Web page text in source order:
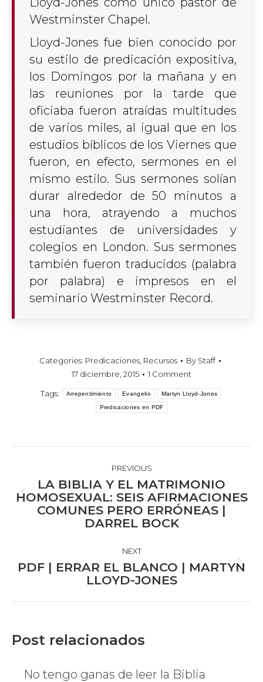
Westminster Chapel.
Lloyd-Jones fue bien conocido por
su estilo de predicación expositiva,
los Domingos por la mañana y en
las reuniones por la tarde que
oficiaba fueron atraídas multitudes
de varios miles, al igual que en los
estudios bíblicos de los Viernes que
fueron, en efecto, sermones en el
mismo estilo. Sus sermones solían
durar alrededor de 50 minutos a
una hora, atrayendo a muchos
estudiantes de universidades y
colegios en London. Sus sermones
también fueron traducidos (palabra
por palabra) e impresos en el
seminario Westminster Record.
Categories: Predicaciones, Recursos By Staff
17 diciembre, 2015
1 Comment
Tags: Arrepentimiento Evangelio Martyn Lloyd-Jones
Predicaciones en PDF
NAVIGATIONPREVIOUS
Previous
post:
LA BIBLIA Y EL MATRIMONIO
HOMOSEXUAL: SEIS AFIRMACIONES
COMUNES PERO ERRÓNEAS |
DARREL BOCK
NEXT
Next
PDF | ERRAR EL BLANCO | MARTYN
LLOYD-JONES
Post relacionados
No tengo ganas de leer la Biblia